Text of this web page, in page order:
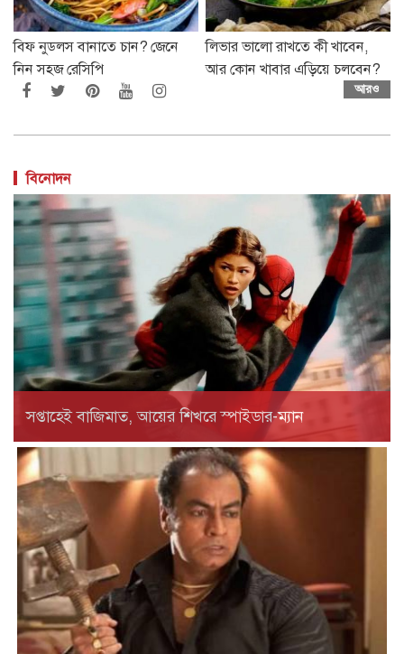
বিফ নুডলস বানাতে চান? জেনে
নিন সহজ রেসিপি
লিভার ভালো রাখতে কী খাবেন,
আর কোন খাবার এড়িয়ে চলবেন?
আরও
বিনোদন
সপ্তাহেই বাজিমাত, আয়ের শিখরে স্পাইডার-ম্যান